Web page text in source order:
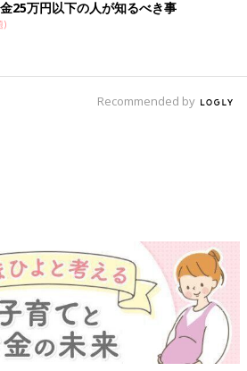
25万円以下の人が知るべき事
)
Recommended by